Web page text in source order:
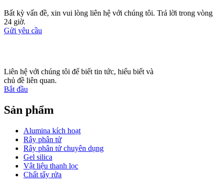
Bất kỳ vấn đề, xin vui lòng liên hệ với chúng tôi. Trả lời trong vòng
24 giờ.
Gửi yêu cầu
Liên hệ với chúng tôi để biết tin tức, hiểu biết và
chủ đề liên quan.
Bắt đầu
Sản phẩm
Alumina kích hoạt
Rây phân tử
Rây phân tử chuyên dụng
Gel silica
Vật liệu thanh lọc
Chất tẩy rửa